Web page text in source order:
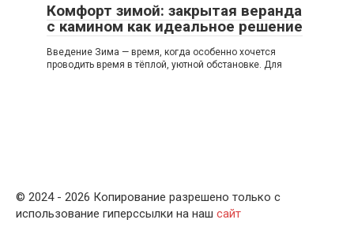
Комфорт зимой: закрытая веранда
с камином как идеальное решение
Введение Зима — время, когда особенно хочется
проводить время в тёплой, уютной обстановке. Для
© 2024 - 2026 Копирование разрешено только с
использование гиперссылки на наш сайт